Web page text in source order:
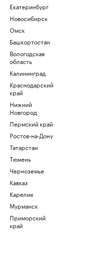
Екатеринбург
Новосибирск
Омск
Башкортостан
Вологодская
область
Калининград
Краснодарский
край
Нижний
Новгород
Пермский край
Ростов-на-Дону
Татарстан
Тюмень
Черноземье
Кавказ
Карелия
Мурманск
Приморский
край